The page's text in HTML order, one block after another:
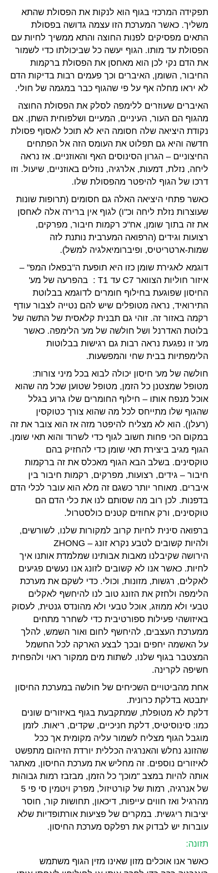
תפקידה המרכזי בגוף הוא לנקות את הפסולת שהתא
משליך. כאשר המערכת הזו עצמה גדושה בפסולת
התאים מפסיקים לפנות החוצה והתא ממשיך לחיות עם
הפסולת עד מותו. הגוף יעשה כל שביכולתו כדי לשמור
את הדם נקי לכן הוא מאחסן את הפסולת ברקמות
החיבור, השומן, האיברים וכך פעמים רבות בדיקות הדם
לא יראו מחלה אף על פי שהגוף כבר במגמה של חולי.
האיברים שעוזרים ללימפה לסלק את הפסולת החוצה
מהגוף הם העור, העיניים, המעיים ושלפוחית השתן. אם
נקודת היציאה שלה חסומה היא לא תוכל לאסוף פסולת
חדשה והיא גם תפלוט את העומס הזה אל הפתחים
החיצוניים – הגרון הסינוסים האף והאוזניים. אז נראה
ליחה, נזלת, דמעות, אלרגיה, נוזלים באוזניים, שיעול. וזו
דרכו של הגוף להיפטר מהפסולת שלו.
כאשר פתחי היציאה האלה גם חסומים (תרופות שונות
שעוצרות נזלת ליחה וכ"ו) לגוף אין ברירה אלה לאחסן
את זה בתוך שומן, אח"כ רקמות חיבור, מפרקים,
רצועות וגידים (הרפואה המערבית נותנת לזה
שמות-ארטריטיס, ופיברומיאלגיה למשל).
דוגמא לאגירת שומן כזו היא תופעת ה"בפאלו המפ" –
איזור חוליות הצוואר C7 עד T1 : בהפרעה של מע'
החיסון שפוגעת בחילוף חומרים לדוגמא בבלוטת
התירואיד, נראה מטופלים שיש להם נטייה לצבור עודף
רקמה באזור זה. זוהי גם תבנית קלאסית של התשה של
בלוטת האדרנל ושל חולשה של מע' הלימפה. כאשר
מע' זו נפגעת נראה רבות גם רגישות בבלוטות
הלימפתיות בבית שחי והמפשעות.
חולשה של מע' חיסון יכולה לבוא בכל מיני צורות:
מטופל שמצטנן כל הזמן, מטופל שטוען שכל מה שהוא
אוכל מנפח אותו – חילוף החומרים שלו גרוע בגלל
שהגוף שלו מתייחס לכל מה שהוא צורך כטוקסין
(רעלן). הוא לא מצליח להיפטר מזה אז הוא צובר את זה
במקום הכי פחות חשוב לגוף כדי לשרוד והוא תאי שומן.
הגוף מגיב ביצירת תאי שומן כדי להחזיק בהם
טוקסינים. בשלב הבא הגוף מאכלס את זה ברקמות
חיבור – גידים, רצועות, מפרקים, רקמות חיבור בין
איברים. מאוחר יותר כשגם זה מלא הוא עובר לכלי הדם
בדפנות. לכן רוב מה שסותם לנו את כלי הדם הם
טוקסינים, ורק אחוזים קטנים כולסטרול.
ברפואה סינית לחיות קרוב למקורות שלנו, לשורשים,
ולהיות קשובים לטבע נקרא זונג – ZHONG
הירושה שקיבלנו מאבות אבותינו שמלמדת אותנו איך
לחיות. כאשר אנו לא קשובים לזונג אנו נעשים פגיעים
לאקלים, רגשות, מזונות, וכולי. כדי לשקם את מערכת
הלימפה ולחזק את הזונג טוב לנו להיחשף לאקלים
טבעי ולא ממוזג, אוכל טבעי ולא מהונדס גנטית, לעסוק
באיזושהי פעילות ספורטיבית כדי לשחרר מתחים
ממערכת העצבים, להיחשף לחום ואור השמש, להלך
על האשמה יחפים ובכך לבצע הארקה לכל החשמל
המצטבר בגוף שלנו, לשתות מים ממקור ראוי ולהפחית
חשיפה לקרינה.
אחת מהביטויים השכיחים של חולשה במערכת החיסון
יתבטא בדלקת כרונית.
דלקת לא מטופלת, שמתקבעת בגוף באיזורים שונים
כמו: סינוסיטיס, דלקת חניכיים, שקדים, ריאות. לזמן
מוגבל הגוף מצליח לשמור עליה מקומית אך ככל
שהזונג נחלש והאנרגיה הכללית יורדת הזיהום מתפשט
לאיזורים נוספים. זה מחליש את מערכת החיסון, מאתגר
אותה להיות במצב "מוכן" כל הזמן, מבזבז רמות גבוהות
של אנרגיה, רמות של קורטיזול, מפרק ויטמין סי פי 5
מהרגיל ואז חווים עייפות, דיכאון, תחושות קור, חוסר
יציבות ריגשית. במקרים של פציעות אורתופדיות שלא
עוברות יש לבדוק את רפלקס מערכת החיסון.
תזונה:
כאשר אנו אוכלים מזון שאינו מזין הגוף משתמש